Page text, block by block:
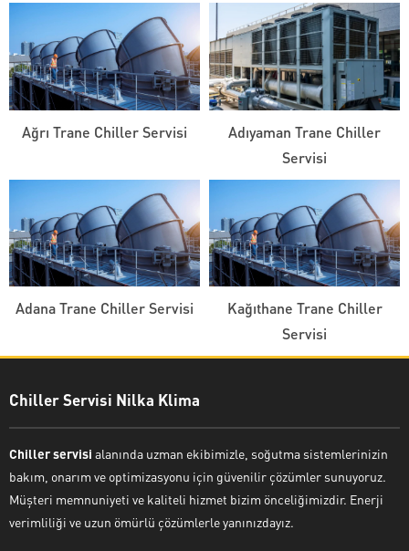
Ağrı Trane Chiller Servisi
Adıyaman Trane Chiller
Servisi
Adana Trane Chiller Servisi
Kağıthane Trane Chiller
Servisi
Chiller Servisi Nilka Klima
Chiller servisi alanında uzman ekibimizle, soğutma sistemlerinizin
bakım, onarım ve optimizasyonu için güvenilir çözümler sunuyoruz.
Müşteri memnuniyeti ve kaliteli hizmet bizim önceliğimizdir. Enerji
verimliliği ve uzun ömürlü çözümlerle yanınızdayız.